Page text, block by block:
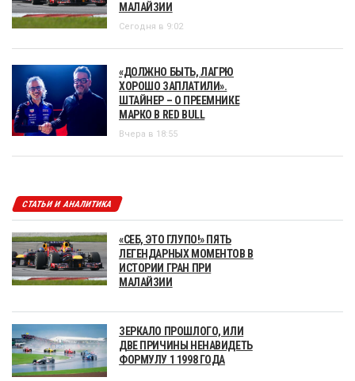
МАЛАЙЗИИ
Сегодня в 9:02
«ДОЛЖНО БЫТЬ, ЛАГРЮ
ХОРОШО ЗАПЛАТИЛИ».
ШТАЙНЕР – О ПРЕЕМНИКЕ
МАРКО В RED BULL
Вчера в 18:55
СТАТЬИ И АНАЛИТИКА
«СЕБ, ЭТО ГЛУПО!» ПЯТЬ
ЛЕГЕНДАРНЫХ МОМЕНТОВ В
ИСТОРИИ ГРАН ПРИ
МАЛАЙЗИИ
ЗЕРКАЛО ПРОШЛОГО, ИЛИ
ДВЕ ПРИЧИНЫ НЕНАВИДЕТЬ
ФОРМУЛУ 1 1998 ГОДА